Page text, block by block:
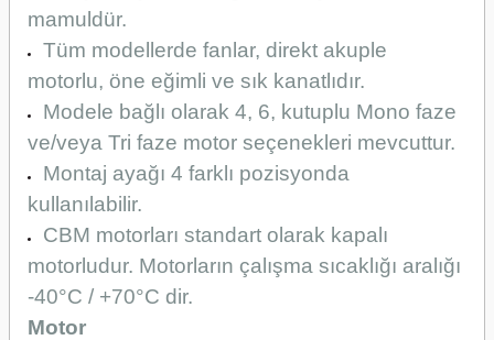
mamuldür.
Tüm modellerde fanlar, direkt akuple
motorlu, öne eğimli ve sık kanatlıdır.
Modele bağlı olarak 4, 6, kutuplu Mono faze
ve/veya Tri faze motor seçenekleri mevcuttur.
Montaj ayağı 4 farklı pozisyonda
kullanılabilir.
CBM motorları standart olarak kapalı
motorludur. Motorların çalışma sıcaklığı aralığı
-40°C / +70°C dir.
Motor